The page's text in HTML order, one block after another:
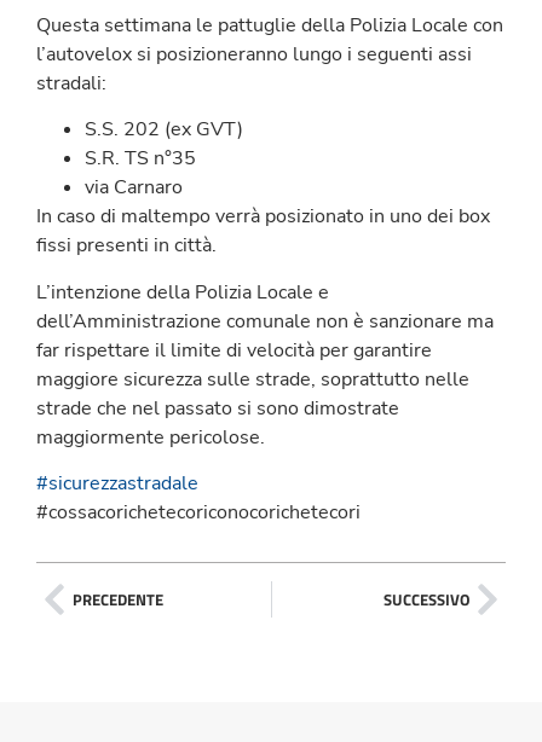
Questa settimana le pattuglie della Polizia Locale con
l’autovelox si posizioneranno lungo i seguenti assi
stradali:
S.S. 202 (ex GVT)
S.R. TS n°35
via Carnaro
In caso di maltempo verrà posizionato in uno dei box
fissi presenti in città.
L’intenzione della Polizia Locale e
dell’Amministrazione comunale non è sanzionare ma
far rispettare il limite di velocità per garantire
maggiore sicurezza sulle strade, soprattutto nelle
strade che nel passato si sono dimostrate
maggiormente pericolose.
#sicurezzastradale
#cossacorichetecoriconocorichetecori
PRECEDENTE SUCCESSIVO